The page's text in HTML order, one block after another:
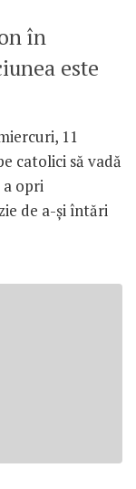
în
este
11
catolici să vadă
a opri
de a-și întări